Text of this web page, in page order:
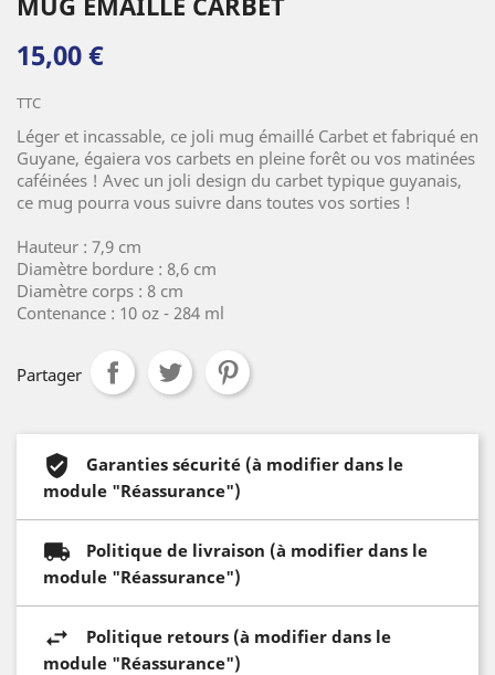
15,00 €
TTC
Léger et incassable, ce joli mug émaillé Carbet et fabriqué en
Guyane, égaiera vos carbets en pleine forêt ou vos matinées
caféinées ! Avec un joli design du carbet typique guyanais,
ce mug pourra vous suivre dans toutes vos sorties !
Hauteur : 7,9 cm
Diamètre bordure : 8,6 cm
Diamètre corps : 8 cm
Contenance : 10 oz - 284 ml
Partager
Garanties sécurité (à modifier dans le
module "Réassurance")
Politique de livraison (à modifier dans le
module "Réassurance")
Politique retours (à modifier dans le
module "Réassurance")